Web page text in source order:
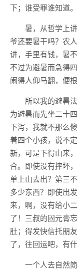
下；谁受罪谁知道。
暑，从哲学上
爷还要暑干吗？农
讲，手里有钱，暑
不过为避暑而急得
闹得人仰马翻，便
所以我的避暑
为避暑而先坐二十
下泻，我就不那么
着四个小孩，说不
新，可是下得山来
合。即使没有摔坏
单上山去出？第三
多少东西？即使出
来，啊，没有给小
了！三叔的固元膏
肚；得发快信托朋
了，往回运吧，有什
一个人去自然